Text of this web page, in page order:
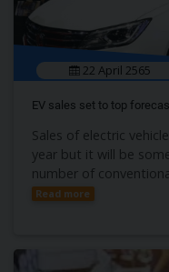
22 April 2565
EV sales set to top
Sales of electric
year but it will be
number of
Read more